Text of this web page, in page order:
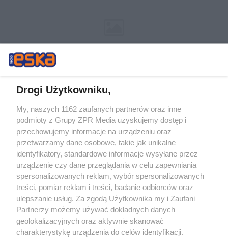
Żaden utwór zamieszczony w serwisie nie może być powielany i
rozpowszechniany lub dalej rozpowszechniany w jakikolwiek sposób (w
tym także elektroniczny lub mechaniczny) na jakimkolwiek polu
eksploatacji w jakiejkolwiek formie, włącznie z umieszczaniem w
Internecie bez pisemnej zgody właściciela praw. Jakiekolwiek użycie lub
wykorzystanie utworów w całości lub w części z naruszeniem prawa,
tzn. bez właściwej zgody, jest zabronione pod groźbą kary i może być
ścigane prawnie.
Drogi Użytkowniku,
My, naszych 1162 zaufanych partnerów oraz inne
podmioty z Grupy ZPR Media uzyskujemy dostęp i
przechowujemy informacje na urządzeniu oraz
przetwarzamy dane osobowe, takie jak unikalne
identyfikatory, standardowe informacje wysyłane przez
urządzenie czy dane przeglądania w celu zapewniania
spersonalizowanych reklam, wybór spersonalizowanych
treści, pomiar reklam i treści, badanie odbiorców oraz
ulepszanie usług. Za zgodą Użytkownika my i Zaufani
Partnerzy możemy używać dokładnych danych
geolokalizacyjnych oraz aktywnie skanować
charakterystykę urządzenia do celów identyfikacji.